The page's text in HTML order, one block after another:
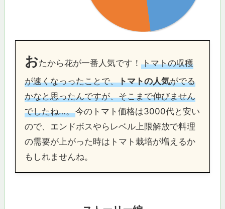
おたから花が一番人気です！ トマトの収穫
が速くなっったことで、トマトの人気がでる
かなと思ったんですが、そこまで伸びません
でしたね…。今のトマト価格は3000代と安い
ので、エンドボスやらレベル上限解放で料理
の需要が上がった時はトマト栽培が増えるか
もしれませんね。